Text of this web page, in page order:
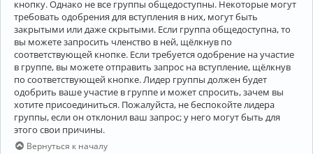
кнопку. Однако не все группы общедоступны. Некоторые могут
требовать одобрения для вступления в них, могут быть
закрытыми или даже скрытыми. Если группа общедоступна, то
вы можете запросить членство в ней, щёлкнув по
соответствующей кнопке. Если требуется одобрение на участие
в группе, вы можете отправить запрос на вступление, щёлкнув
по соответствующей кнопке. Лидер группы должен будет
одобрить ваше участие в группе и может спросить, зачем вы
хотите присоединиться. Пожалуйста, не беспокойте лидера
группы, если он отклонил ваш запрос; у него могут быть для
этого свои причины.
Вернуться к началу